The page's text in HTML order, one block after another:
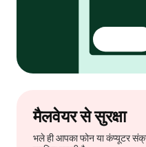
मैलवेयर से सुरक्षा
भले ही आपका फोन या कंप्यूटर